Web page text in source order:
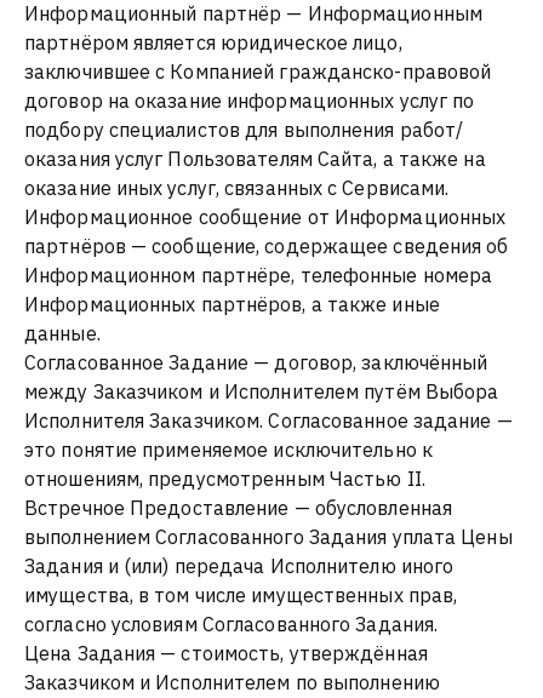
Информационный партнёр — Информационным
партнёром является юридическое лицо,
заключившее с Компанией гражданско-правовой
договор на оказание информационных услуг по
подбору специалистов для выполнения работ/
оказания услуг Пользователям Сайта, а также на
оказание иных услуг, связанных с Сервисами.
Информационное сообщение от Информационных
партнёров — сообщение, содержащее сведения об
Информационном партнёре, телефонные номера
Информационных партнёров, а также иные
данные.
Согласованное Задание — договор, заключённый
между Заказчиком и Исполнителем путём Выбора
Исполнителя Заказчиком. Согласованное задание —
это понятие применяемое исключительно к
отношениям, предусмотренным Частью II.
Встречное Предоставление — обусловленная
выполнением Согласованного Задания уплата Цены
Задания и (или) передача Исполнителю иного
имущества, в том числе имущественных прав,
согласно условиям Согласованного Задания.
Цена Задания — стоимость, утверждённая
Заказчиком и Исполнителем по выполнению